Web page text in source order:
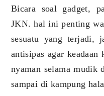
Bicara soal gadget,
JKN. hal ini penting
sesuatu yang terjadi,
antisipas agar
nyaman selama mudik
sampai di kampung